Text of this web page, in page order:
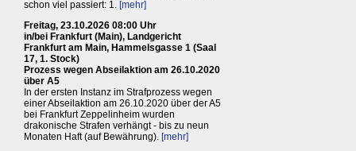
schon viel passiert: 1. [mehr]
Freitag, 23.10.2026 08:00 Uhr
in/bei Frankfurt (Main), Landgericht
Frankfurt am Main, Hammelsgasse 1 (Saal
17, 1. Stock)
Prozess wegen Abseilaktion am 26.10.2020
über A5
In der ersten Instanz im Strafprozess wegen
einer Abseilaktion am 26.10.2020 über der A5
bei Frankfurt Zeppelinheim wurden
drakonische Strafen verhängt - bis zu neun
Monaten Haft (auf Bewährung). [mehr]